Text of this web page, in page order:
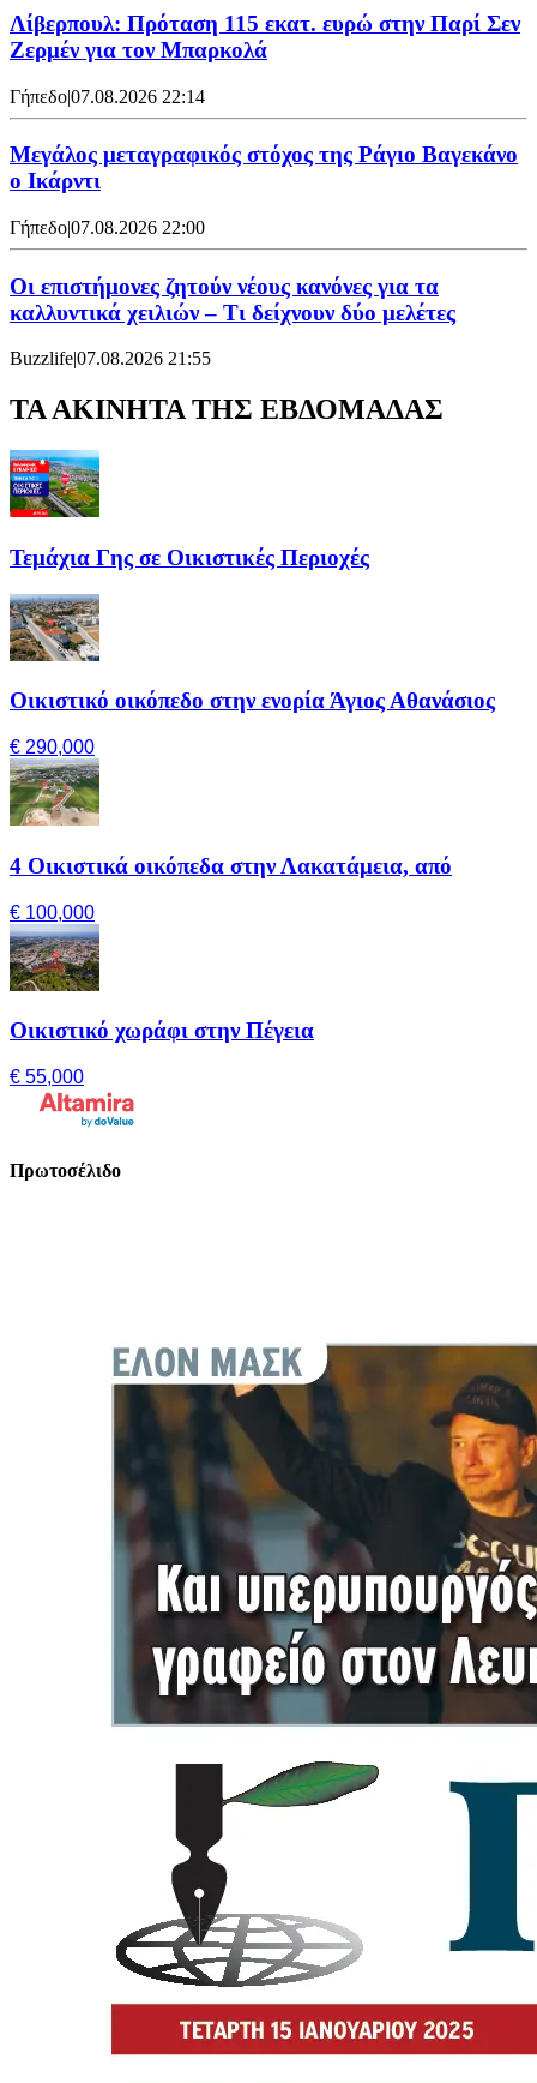
Λίβερπουλ: Πρόταση 115 εκατ. ευρώ στην Παρί Σεν
Ζερμέν για τον Μπαρκολά
Γήπεδο|07.08.2026 22:14
Μεγάλος μεταγραφικός στόχος της Ράγιο Βαγεκάνο
ο Ικάρντι
Γήπεδο|07.08.2026 22:00
Οι επιστήμονες ζητούν νέους κανόνες για τα
καλλυντικά χειλιών – Τι δείχνουν δύο μελέτες
Buzzlife|07.08.2026 21:55
ΤΑ ΑΚΙΝΗΤΑ ΤΗΣ ΕΒΔΟΜΑΔΑΣ
Τεμάχια Γης σε Οικιστικές Περιοχές
Οικιστικό οικόπεδο στην ενορία Άγιος Αθανάσιος
€ 290,000
4 Οικιστικά οικόπεδα στην Λακατάμεια, από
€ 100,000
Οικιστικό χωράφι στην Πέγεια
€ 55,000
Πρωτοσέλιδο